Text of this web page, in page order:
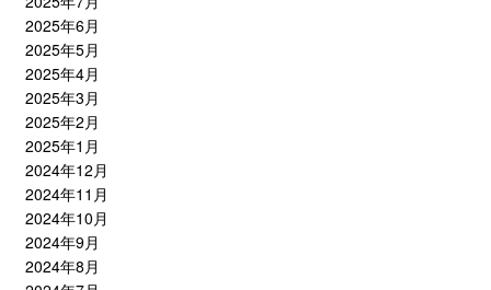
2025年6月
2025年5月
2025年4月
2025年3月
2025年2月
2025年1月
2024年12月
2024年11月
2024年10月
2024年9月
2024年8月